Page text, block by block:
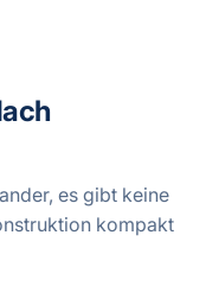
es gibt keine
kompakt